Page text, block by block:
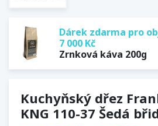
Dárek zdarma pro
7 000 Kč
Zrnková káva 200g
Kuchyňský dřez
KNG 110-37 Šedá